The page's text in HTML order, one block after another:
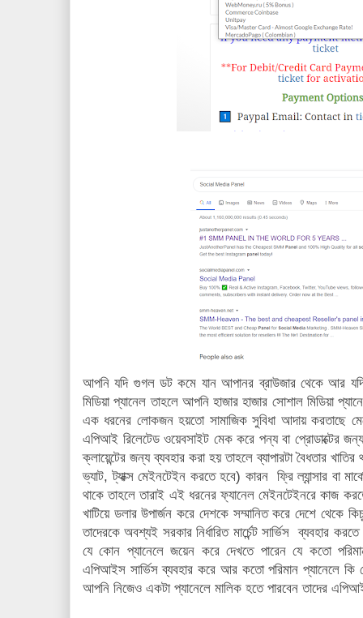
আপনি যদি গুগল ডট কমে যান আপানর ব্রাউজার থেকে আর যদি
মিডিয়া প্যানেল তাহলে আপনি হাজার হাজার সোশাল মিডিয়া
এক ধরনের লোকজন হয়তো সামাজিক সুবিধা আদায় করতাছে
এপিআই রিলেটেড ওয়েবসাইট মেক করে পন্য বা প্রোডাক্টের
ক্লায়েন্টের জন্য ব্যবহার করা হয় তাহলে ব্যাপারটা বৈধতার
ভ্যাট, ট্যাক্স মেইনটেইন করতে হবে) কারন ফ্রি ল্যান্সার বা
থাকে তাহলে তারাই এই ধরনের ফ্যানেল মেইনটেইনরে কাজ করতে
খাটিয়ে ডলার উপার্জন করে দেশকে সম্মানিত করে দেশে থেকে
তাদেরকে অবশ্যই সরকার নির্ধারিত মার্চেন্ট সার্ভিস
যে কোন প্যানেলে জয়েন করে দেখতে পারেন যে কতো
এপিআইস সার্ভিস ব্যবহার করে আর কতো পরিমান প্যানেলে কি
আপনি নিজেও একটা প্যানেলে মালিক হতে পারবেন তাদের